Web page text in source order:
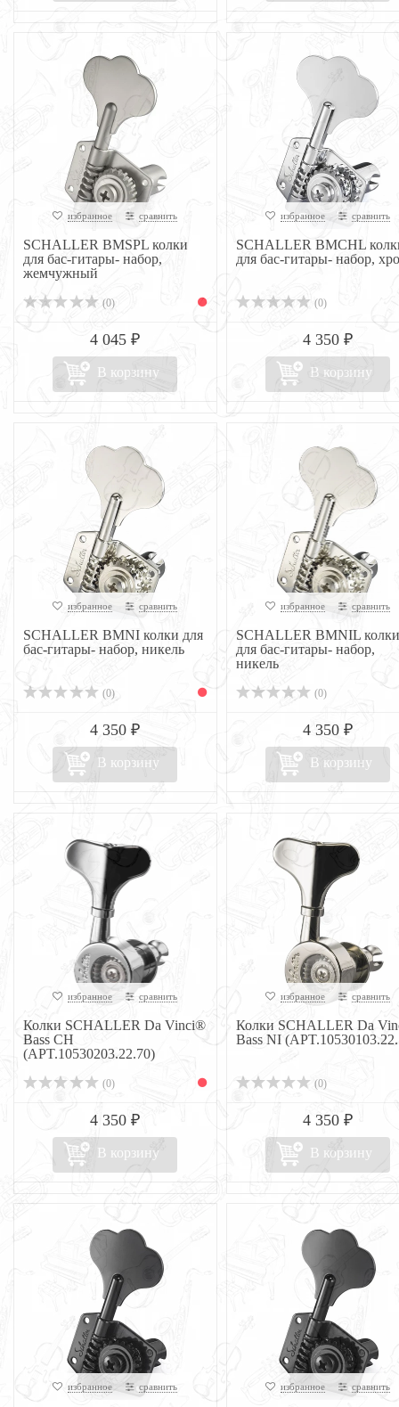
избранное сравнить
SCHALLER BMSPL колки
для бас-гитары- набор,
жемчужный
(0)
4 045 ₽
В корзину
избранное сравнить
SCHALLER BMCHL
для бас-гитары- набор,
(0)
4 350 ₽
В корзину
избранное сравнить
SCHALLER BMNI колки для
бас-гитары- набор, никель
(0)
4 350 ₽
В корзину
избранное сравнить
SCHALLER BMNIL колки
для бас-гитары- набор,
никель
(0)
4 350 ₽
В корзину
избранное сравнить
Колки SCHALLER Da Vinci®
Bass CH
(APT.10530203.22.70)
(0)
4 350 ₽
В корзину
избранное сравнить
Колки SCHALLER Da
Bass NI
(0)
4 350 ₽
В корзину
избранное сравнить избранное сравнить